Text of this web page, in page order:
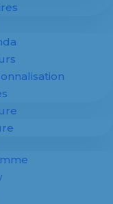
chargée
dès